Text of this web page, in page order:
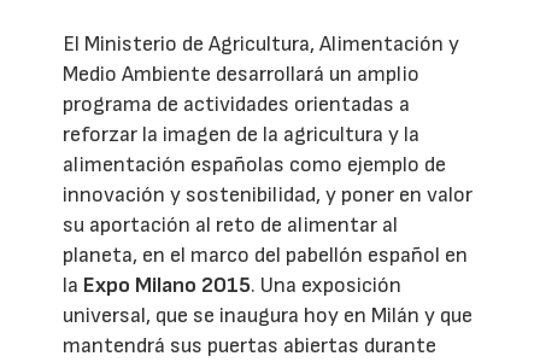
El Ministerio de Agricultura, Alimentación y
Medio Ambiente desarrollará un amplio
programa de actividades orientadas a
reforzar la imagen de la agricultura y la
alimentación españolas como ejemplo de
innovación y sostenibilidad, y poner en valor
su aportación al reto de alimentar al
planeta, en el marco del pabellón español en
la Expo Milano 2015. Una exposición
universal, que se inaugura hoy en Milán y que
mantendrá sus puertas abiertas durante